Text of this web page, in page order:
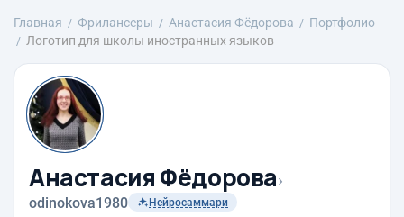
Главная Фрилансеры Анастасия Фёдорова
Портфолио
Логотип для школы иностранных языков
Анастасия Фёдорова›
odinokova1980 Нейросаммари